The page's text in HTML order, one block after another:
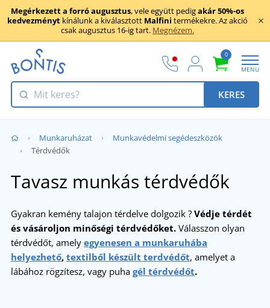
Megérkezett a forró augusztus, vele együtt pedigakár 50%-os
kedvezményt kínálunk a kiválasztott Malfini termékekre. Az akció
csak augusztus 16-ig tart. Megnézem.
0
MENU
KERES
Munkaruházat
Munkavédelmi segédeszközök
Térdvédők
Tavasz munkás térdvédők
Gyakran kemény talajon térdelve dolgozik ? Védje térdét
és vásároljon minőségi térdvédőket. Válasszon olyan
térdvédőt, amely egyenesen a munkaruhába
helyezhető, textilből készült terdvédőt, amelyet a
lábához rögzítesz, vagy puha gél térdvédőt.